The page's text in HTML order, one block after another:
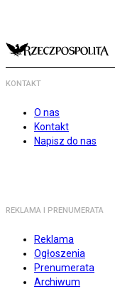
KONTAKT
O nas
Kontakt
Napisz do nas
REKLAMA I PRENUMERATA
Reklama
Ogłoszenia
Prenumerata
Archiwum